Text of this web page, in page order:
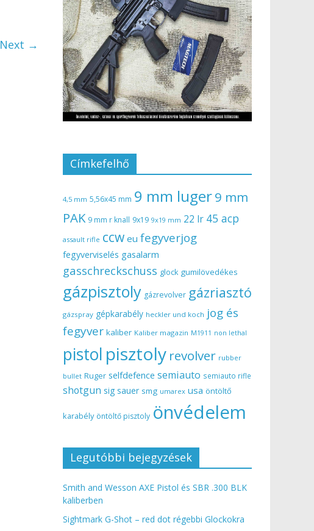
Next →
Címkefelhő
4,5 mm 5,56x45 mm 9 mm luger9 mm
PAK 9 mm r knall 9x19 9x19 mm 22 lr 45 acp
assault rifle ccw eu fegyverjog
fegyverviselés gasalarm
gasschreckschuss glock gumilövedékes
gázpisztoly gázrevolver gázriasztó
gázspray gépkarabély heckler und koch jog és
fegyver kaliber Kaliber magazin M1911 non lethal
pistol pisztoly revolver rubber
bullet Ruger selfdefence semiauto semiauto rifle
shotgun sig sauer smg umarex usa öntöltő
karabély öntöltő pisztoly önvédelem
Legutóbbi bejegyzések
Smith and Wesson AXE Pistol és SBR .300 BLK
kaliberben
Sightmark G-Shot – red dot régebbi Glockokra